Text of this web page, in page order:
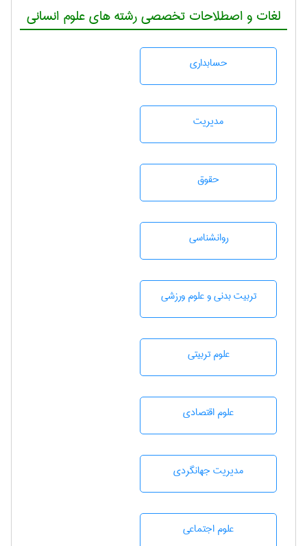
لغات و اصطلاحات تخصصی رشته های علوم انسانی
حسابداری
مديريت
حقوق
روانشناسی
تربيت بدنی و علوم ورزشی
علوم تربيتی
علوم اقتصادی
مديريت جهانگردی
علوم اجتماعی